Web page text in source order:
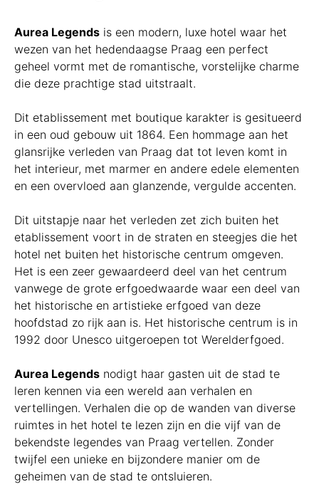
Aurea Legends is een modern, luxe hotel waar het
wezen van het hedendaagse Praag een perfect
geheel vormt met de romantische, vorstelijke charme
die deze prachtige stad uitstraalt.
Dit etablissement met boutique karakter is gesitueerd
in een oud gebouw uit 1864. Een hommage aan het
glansrijke verleden van Praag dat tot leven komt in
het interieur, met marmer en andere edele elementen
en een overvloed aan glanzende, vergulde accenten.
Dit uitstapje naar het verleden zet zich buiten het
etablissement voort in de straten en steegjes die het
hotel net buiten het historische centrum omgeven.
Het is een zeer gewaardeerd deel van het centrum
vanwege de grote erfgoedwaarde waar een deel van
het historische en artistieke erfgoed van deze
hoofdstad zo rijk aan is. Het historische centrum is in
1992 door Unesco uitgeroepen tot Werelderfgoed.
Aurea Legends nodigt haar gasten uit de stad te
leren kennen via een wereld aan verhalen en
vertellingen. Verhalen die op de wanden van diverse
ruimtes in het hotel te lezen zijn en die vijf van de
bekendste legendes van Praag vertellen. Zonder
twijfel een unieke en bijzondere manier om de
geheimen van de stad te ontsluieren.